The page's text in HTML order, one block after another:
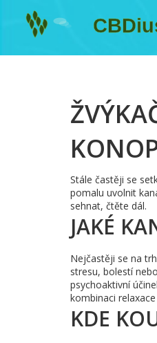
Stále častěji se
pomalu uvolnit
sehnat, čtěte dál.
JAKÉ
Nejčastěji se na
stresu, bolestí
psychoaktivní
kombinaci
KDE